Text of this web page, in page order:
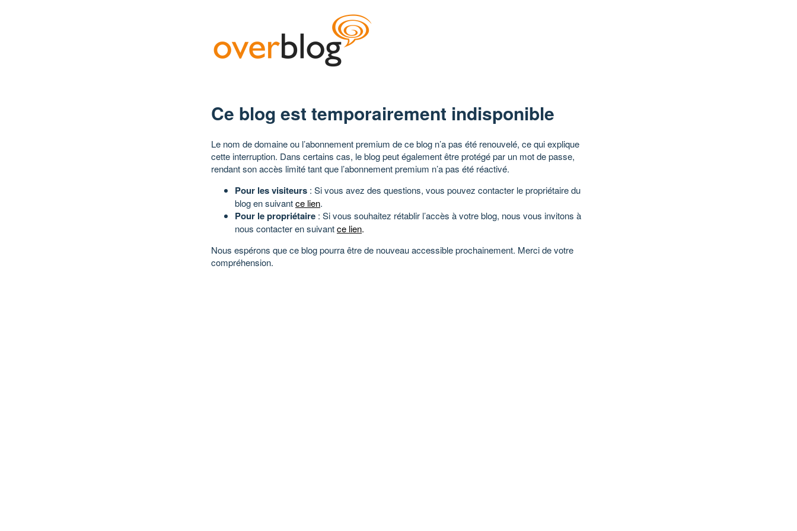
Ce blog est temporairement indisponible
Le nom de domaine ou l’abonnement premium de ce blog n’a pas été renouvelé, ce qui explique
cette interruption. Dans certains cas, le blog peut également être protégé par un mot de passe,
rendant son accès limité tant que l’abonnement premium n’a pas été réactivé.
Pour les visiteurs : Si vous avez des questions, vous pouvez contacter le propriétaire du
blog en suivantce lien.
Pour le propriétaire : Si vous souhaitez rétablir l’accès à votre blog, nous vous invitons à
nous contacter en suivantce lien.
Nous espérons que ce blog pourra être de nouveau accessible prochainement. Merci de votre
compréhension.